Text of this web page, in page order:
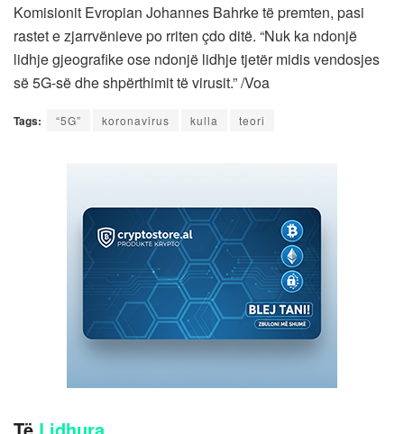
Komisionit Evropian Johannes Bahrke të premten, pasi
rastet e zjarrvënieve po rriten çdo ditë. “Nuk ka ndonjë
lidhje gjeografike ose ndonjë lidhje tjetër midis vendosjes
së 5G-së dhe shpërthimit të virusit.” /Voa
Tags: “5G” koronavirus kulla teori